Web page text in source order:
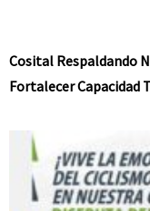
Cosital Respaldando
Fortalecer Capacidad